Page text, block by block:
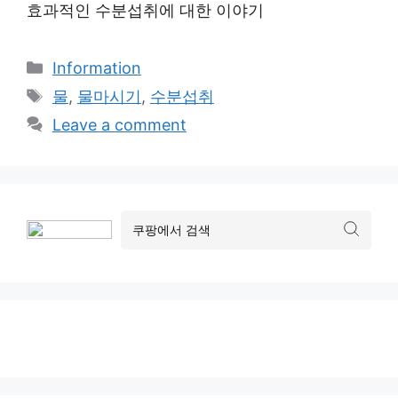
효과적인 수분섭취에 대한 이야기
Categories
Information
Tags
물, 물마시기 , 수분섭취
Leave a comment